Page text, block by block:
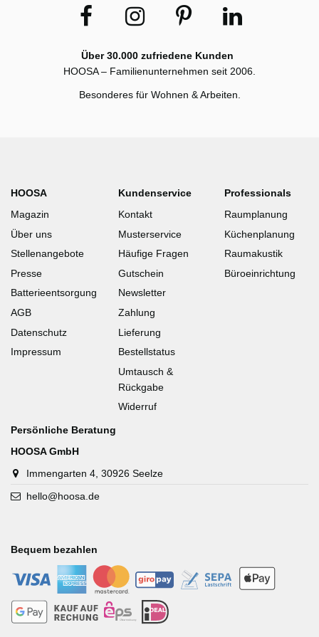
Über 30.000 zufriedene Kunden
HOOSA – Familienunternehmen seit 2006.
Besonderes für Wohnen & Arbeiten.
HOOSA
Magazin
Über uns
Stellenangebote
Presse
Batterieentsorgung
AGB
Datenschutz
Impressum
Kundenservice
Kontakt
Musterservice
Häufige Fragen
Gutschein
Newsletter
Zahlung
Lieferung
Bestellstatus
Umtausch &
Rückgabe
Widerruf
Professionals
Raumplanung
Küchenplanung
Raumakustik
Büroeinrichtung
Persönliche Beratung
HOOSA GmbH
Immengarten 4, 30926 Seelze
hello@hoosa.de
Bequem bezahlen
-
- - - -
- - - -